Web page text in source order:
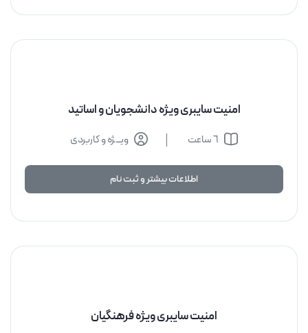
امنیت سایبری ویژه دانشجویان و اساتید
٦ ساعت ویــژه و کاربردی
اطلاعات بیشتر و ثبت نام
امنیت سایبری ویژه فرهنگیان